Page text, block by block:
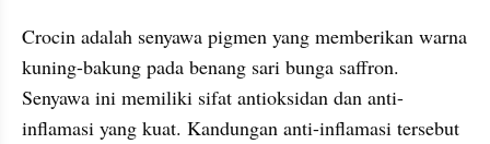
Crocin adalah senyawa pigmen yang memberikan warna
kuning-bakung pada benang sari bunga saffron.
Senyawa ini memiliki sifat antioksidan dan anti-
inflamasi yang kuat. Kandungan anti-inflamasi tersebut